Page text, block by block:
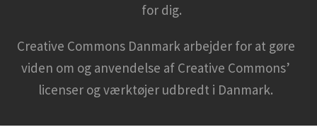
for dig.
Creative Commons Danmark arbejder for at gøre
viden om og anvendelse af Creative Commons’
licenser og værktøjer udbredt i Danmark.